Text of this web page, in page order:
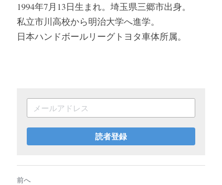
1994年7月13日生まれ。埼玉県三郷市出身。
私立市川高校から明治大学へ進学。
日本ハンドボールリーグトヨタ車体所属。
読者登録
前へ